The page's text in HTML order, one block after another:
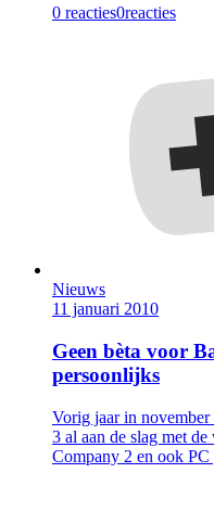
0 reacties0reacties
Nieuws
11 januari 2010
Geen bèta voor
persoonlijks
Vorig jaar in november
3 al aan de slag met
Company 2 en ook PC